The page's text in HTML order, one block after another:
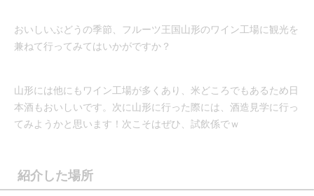
おいしいぶどうの季節、フルーツ王国山形のワイン工場に観光を
兼ねて行ってみてはいかがですか？
山形には他にもワイン工場が多くあり、米どころでもあるため日
本酒もおいしいです。次に山形に行った際には、酒造見学に行っ
てみようかと思います！次こそはぜひ、試飲係でｗ
紹介した場所